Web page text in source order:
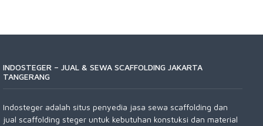
INDOSTEGER – JUAL & SEWA SCAFFOLDING JAKARTA
TANGERANG
Indosteger adalah situs penyedia jasa sewa scaffolding dan
jual scaffolding steger untuk kebutuhan konstuksi dan material